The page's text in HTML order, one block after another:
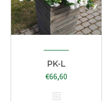
PK-L
€66,60